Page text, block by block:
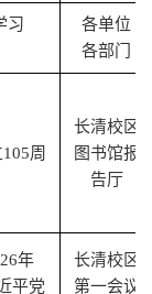
习
各单位
各部门
05周
长清校区
图书馆报
告厅
年
平党
长清校区
第一会议